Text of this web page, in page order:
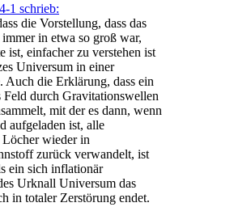
1 schrieb:
die Vorstellung, dass das
in etwa so groß war,
ist, einfacher zu verstehen ist
Universum in einer
Auch die Erklärung, dass ein
Feld durch Gravitationswellen
mit der es dann, wenn
aufgeladen ist, alle
Löcher wieder in
zurück verwandelt, ist
ein sich inflationär
Urknall Universum das
in totaler Zerstörung endet.